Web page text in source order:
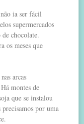
ia ser fácil
supermercados
chocolate.
os meses que
arcas
montes de
que se instalou
por uma